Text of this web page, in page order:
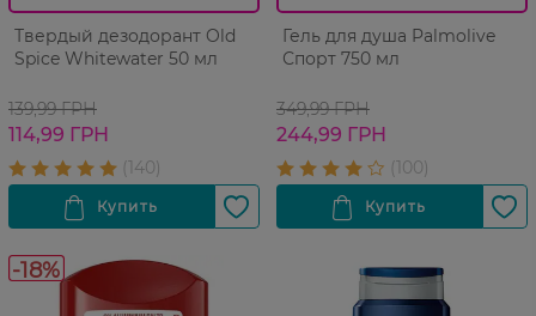
Твердый дезодорант Old
Spice Whitewater 50 мл
139,99 ГРН
114,99 ГРН
Гель для душа Palmolive
Спорт 750 мл
349,99 ГРН
244,99 ГРН
-18%